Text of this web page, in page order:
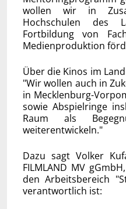
wollen wir in
Hochschulen des
Fortbildung von
Medienproduktion
Über die Kinos im
"Wir wollen auch in
in Mecklenburg-
sowie Abspielringe
Raum als
weiterentwickeln."
Dazu sagt Volker
FILMLAND MV
den Arbeitsbereich
verantwortlich ist: